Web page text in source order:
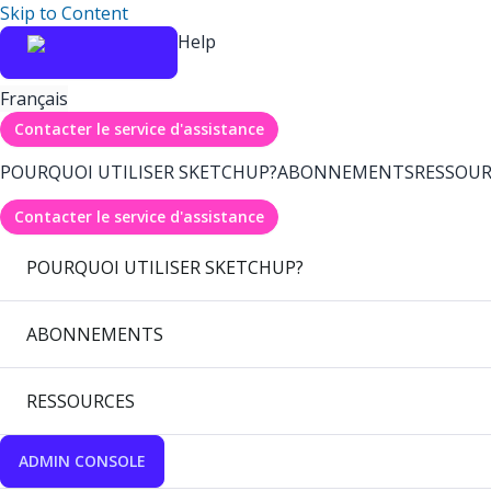
Skip to Content
Help
Français
Contacter le service d'assistance
POURQUOI UTILISER SKETCHUP?ABONNEMENTS
Contacter le service d'assistance
POURQUOI UTILISER SKETCHUP?
ABONNEMENTS
RESSOURCES
ADMIN CONSOLE